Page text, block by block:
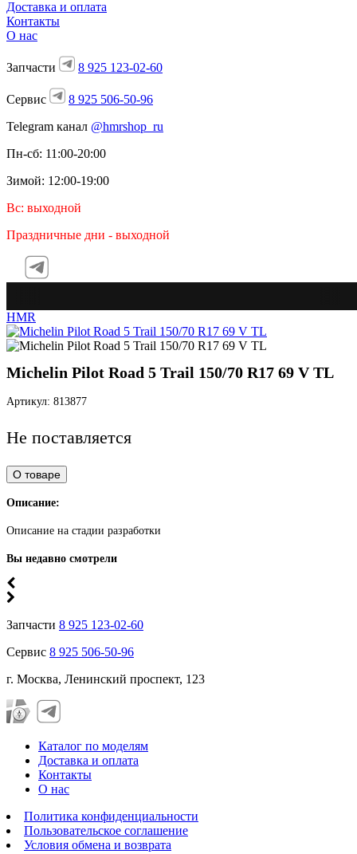
Доставка и оплата
Контакты
О нас
Запчасти 8 925 123-02-60
Сервис
8 925 506-50-96
Telegram канал @hmrshop_ru
Пн-сб: 11:00-20:00
Зимой: 12:00-19:00
Вс: выходной
Праздничные дни - выходной
HMR
Michelin Pilot Road 5 Trail 150/70 R17 69 V TL
Артикул: 813877
Не поставляется
О товаре
Описание:
Описание на стадии разработки
Вы недавно смотрели
Запчасти 8 925 123-02-60
Сервис 8 925 506-50-96
г. Москва, Ленинский проспект, 123
Каталог по моделям
Доставка и оплата
Контакты
О нас
Политика конфиденциальности
Пользовательское соглашение
Условия обмена и возврата